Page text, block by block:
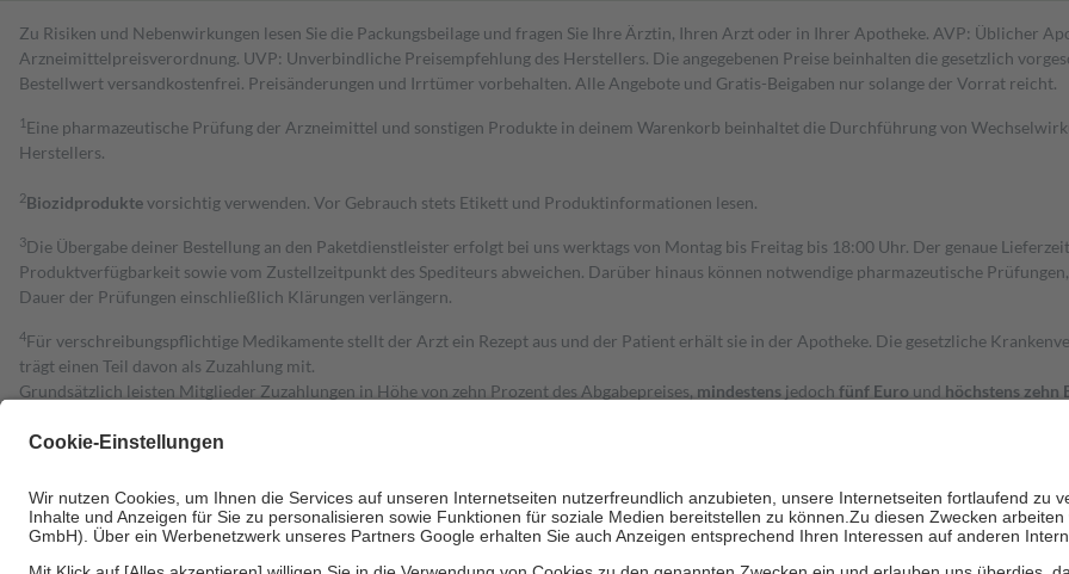
Zu Risiken und Nebenwirkungen lesen Sie die Packungsbeilage und fragen Sie Ihre Ärztin, Ihren Arzt oder in Ihrer Apotheke. AVP: Üblicher
Arzneimittelpreisverordnung. UVP: Unverbindliche Preisempfehlung des Herstellers. Die angegebenen Preise beinhalten die gesetzlich
Bestell­wert versand­kosten­frei. Preisänderungen und Irrtümer vorbehalten. Alle Angebote und Gratis-Beigaben nur solange der Vorrat reicht.
1 Eine pharmazeutische Prüfung der Arzneimittel und sonstigen Produkte in deinem Warenkorb beinhaltet die Durchführung von
Herstellers.
2Biozidproduktevorsichtig verwenden. Vor Gebrauch stets Etikett und Produktinformationen lesen.
3Die Übergabe deiner Bestellung an den Paketdienstleister erfolgt bei uns werktags von Montag bis Freitag bis 18:00 Uhr. Der genaue
Produktverfügbarkeit sowie vom Zustellzeitpunkt des Spediteurs abweichen. Darüber hinaus können notwendige pharmazeutische
Dauer der Prüfungen einschließlich Klärungen verlängern.
4Für verschreibungspflichtige Medikamente stellt der Arzt ein Rezept aus und der Patient erhält sie in der Apotheke. Die gesetzliche
trägt einen Teil davon als Zuzahlung mit.
Grundsätzlich leisten Mitglieder Zuzahlungen in Höhe von zehn Prozent des Abgabepreises, mindestens jedoch fünf Euro und höchstens zehn
Diese Regeln gelten grundsätzlich auch für Online-Apotheken.
Um das Engagement der Versicherten für ihre eigene Gesundheit zu stärken und die besondere Stellung der Familie zu unterstützen, fallen
• Kindern und Jugendlichen bis zum vollendeten 18. Lebensjahr mit Ausnahme der Fahrkosten
• Untersuchungen zur Vorsorge und Früherkennung, die von der GKV getragen werden
• empfohlenen Schutzimpfungen